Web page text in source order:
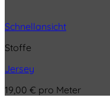
Schnellansicht
Stoffe
Jersey
19,00 € pro Meter